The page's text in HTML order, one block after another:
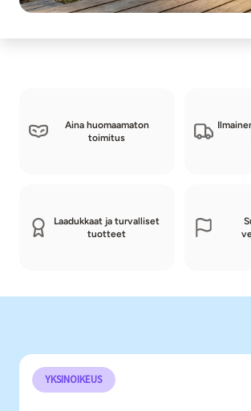
Aina huomaamaton
toimitus
Laadukkaat ja turvalliset
tuotteet
YKSINOIKEUS